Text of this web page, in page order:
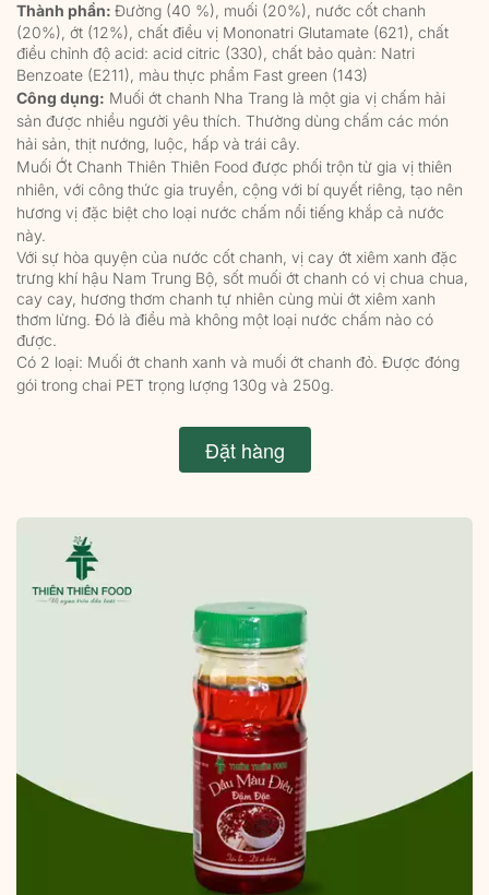
Tìm hiểu sản phẩm
Thành phần: Đường (40 %), muối (20%), nước cốt chanh
(20%), ớt (12%), chất điều vị Mononatri Glutamate (621), chất
điều chỉnh độ acid: acid citric (330), chất bảo quản: Natri
Benzoate (E211), màu thực phẩm Fast green (143)
Công dụng: Muối ớt chanh Nha Trang là một gia vị chấm hải
sản được nhiều người yêu thích. Thường dùng chấm các món
hải sản, thịt nướng, luộc, hấp và trái cây.
Muối Ớt Chanh Thiên Thiên Food được phối trộn từ gia vị thiên
nhiên, với công thức gia truyền, cộng với bí quyết riêng, tạo nên
hương vị đặc biệt cho loại nước chấm nổi tiếng khắp cả nước
này.
Với sự hòa quyện của nước cốt chanh, vị cay ớt xiêm xanh đặc
trưng khí hậu Nam Trung Bộ, sốt muối ớt chanh có vị chua chua,
cay cay, hương thơm chanh tự nhiên cùng mùi ớt xiêm xanh
thơm lừng. Đó là điều mà không một loại nước chấm nào có
được.
Có 2 loại: Muối ớt chanh xanh và muối ớt chanh đỏ. Được đóng
gói trong chai PET trọng lượng 130g và 250g.
Đặt hàng